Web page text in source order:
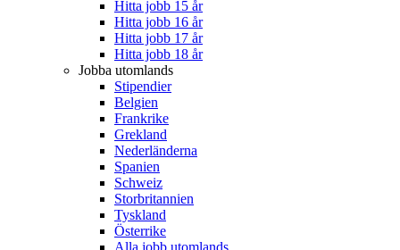
Hitta jobb 15 år
Hitta jobb 16 år
Hitta jobb 17 år
Hitta jobb 18 år
Jobba utomlands
Stipendier
Belgien
Frankrike
Grekland
Nederländerna
Spanien
Schweiz
Storbritannien
Tyskland
Österrike
Alla jobb utomlands